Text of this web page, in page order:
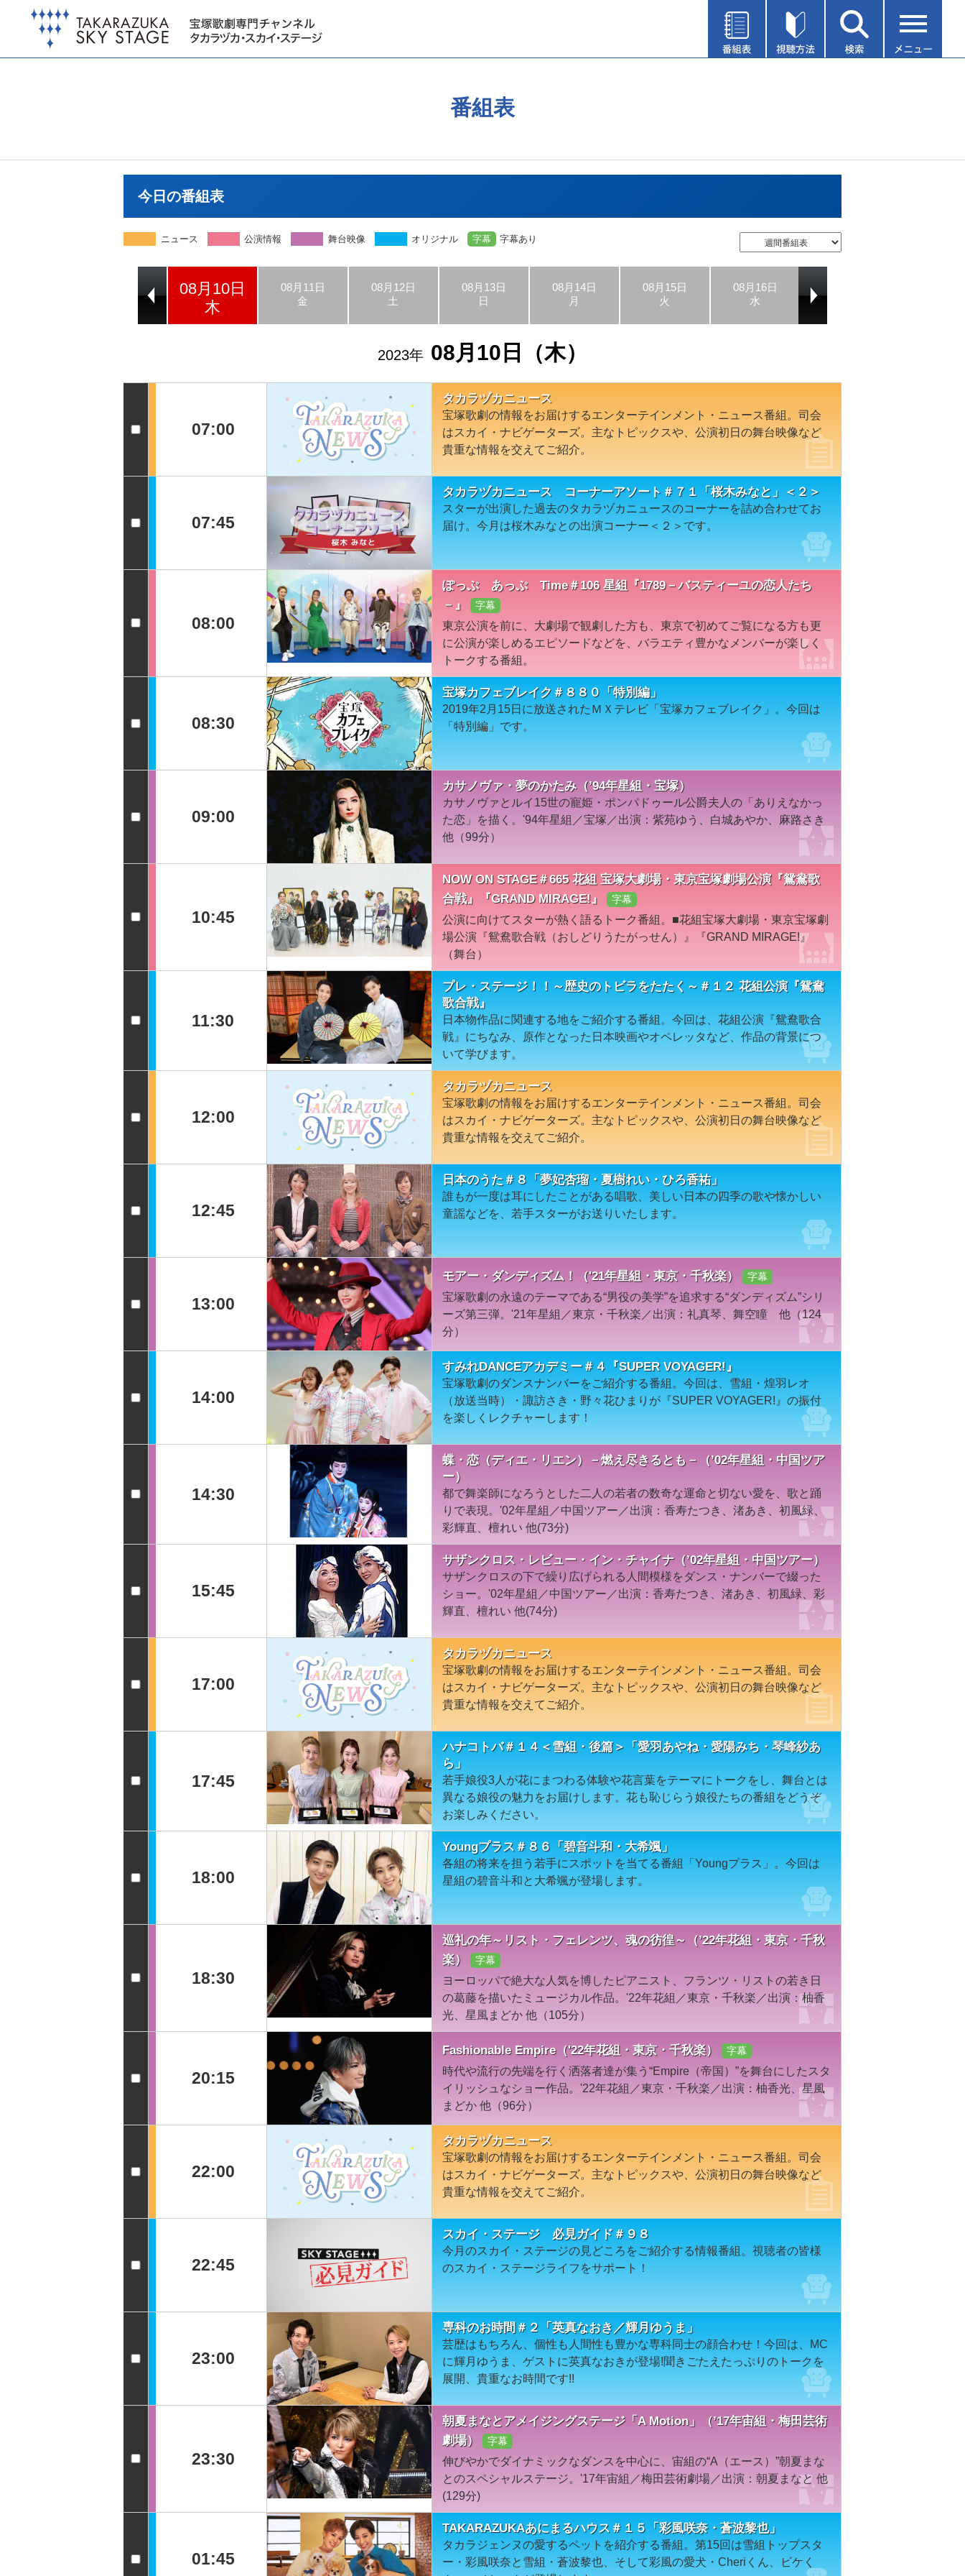
番組表
今日の番組表
ニュース 公演情報 舞台映像 オリジナル 字幕 字幕あり
08月10日
木
08月11日
金
08月12日
土
08月13日
日
08月14日
月
08月15日
火
08月16日
水
2023年 08月10日（木）
07:00
タカラヅカニュース
宝塚歌劇の情報をお届けするエンターテインメント・ニュース番組。司会
はスカイ・ナビゲーターズ。主なトピックスや、公演初日の舞台映像など
貴重な情報を交えてご紹介。
07:45
タカラヅカニュース コーナーアソート＃７１「桜木みなと」＜２＞
スターが出演した過去のタカラヅカニュースのコーナーを詰め合わせてお
届け。今月は桜木みなとの出演コーナー＜２＞です。
08:00
ぽっぷ あっぷ Time＃106 星組『1789－バスティーユの恋人たち
－』
字幕
東京公演を前に、大劇場で観劇した方も、東京で初めてご覧になる方も更
に公演が楽しめるエピソードなどを、バラエティ豊かなメンバーが楽しく
トークする番組。
08:30
宝塚カフェブレイク＃８８０「特別編」
2019年2月15日に放送されたＭＸテレビ「宝塚カフェブレイク」。今回は
「特別編」です。
09:00
カサノヴァ・夢のかたみ（’94年星組・宝塚）
カサノヴァとルイ15世の寵姫・ポンパドゥール公爵夫人の「ありえなかっ
た恋」を描く。'94年星組／宝塚／出演：紫苑ゆう、白城あやか、麻路さき
他（99分）
10:45
NOW ON STAGE＃665 花組 宝塚大劇場・東京宝塚劇場公演『鴛鴦歌
合戦』『GRAND MIRAGE!』
字幕
公演に向けてスターが熱く語るトーク番組。■花組宝塚大劇場・東京宝塚劇
場公演『鴛鴦歌合戦（おしどりうたがっせん）』『GRAND MIRAGE!』
（舞台）
11:30
プレ・ステージ！！～歴史のトビラをたたく～＃１２ 花組公演『鴛鴦
歌合戦』
日本物作品に関連する地をご紹介する番組。今回は、花組公演『鴛鴦歌合
戦』にちなみ、原作となった日本映画やオペレッタなど、作品の背景につ
いて学びます。
12:00
タカラヅカニュース
宝塚歌劇の情報をお届けするエンターテインメント・ニュース番組。司会
はスカイ・ナビゲーターズ。主なトピックスや、公演初日の舞台映像など
貴重な情報を交えてご紹介。
12:45
日本のうた＃８「夢妃杏瑠・夏樹れい・ひろ香祐」
誰もが一度は耳にしたことがある唱歌、美しい日本の四季の歌や懐かしい
童謡などを、若手スターがお送りいたします。
13:00
モアー・ダンディズム！（'21年星組・東京・千秋楽） 字幕
宝塚歌劇の永遠のテーマである“男役の美学”を追求する“ダンディズム”シリ
ーズ第三弾。'21年星組／東京・千秋楽／出演：礼真琴、舞空瞳 他（124
分）
14:00
すみれDANCEアカデミー＃４『SUPER VOYAGER!』
宝塚歌劇のダンスナンバーをご紹介する番組。今回は、雪組・煌羽レオ
（放送当時）・諏訪さき・野々花ひまりが『SUPER VOYAGER!』の振付
を楽しくレクチャーします！
14:30
蝶・恋（ディエ・リエン）－燃え尽きるとも－（’02年星組・中国ツア
ー）
都で舞楽師になろうとした二人の若者の数奇な運命と切ない愛を、歌と踊
りで表現。'02年星組／中国ツアー／出演：香寿たつき、渚あき、初風緑、
彩輝直、檀れい 他(73分)
15:45
サザンクロス・レビュー・イン・チャイナ（’02年星組・中国ツアー）
サザンクロスの下で繰り広げられる人間模様をダンス・ナンバーで綴った
ショー。'02年星組／中国ツアー／出演：香寿たつき、渚あき、初風緑、彩
輝直、檀れい 他(74分)
17:00
タカラヅカニュース
宝塚歌劇の情報をお届けするエンターテインメント・ニュース番組。司会
はスカイ・ナビゲーターズ。主なトピックスや、公演初日の舞台映像など
貴重な情報を交えてご紹介。
17:45
ハナコトバ＃１４＜雪組・後篇＞「愛羽あやね・愛陽みち・琴峰紗あ
ら」
若手娘役3人が花にまつわる体験や花言葉をテーマにトークをし、舞台とは
異なる娘役の魅力をお届けします。花も恥じらう娘役たちの番組をどうぞ
お楽しみください。
18:00
Youngプラス＃８６「碧音斗和・大希颯」
各組の将来を担う若手にスポットを当てる番組「Youngプラス」。今回は
星組の碧音斗和と大希颯が登場します。
18:30
巡礼の年～リスト・フェレンツ、魂の彷徨～（’22年花組・東京・千秋
楽）
字幕
ヨーロッパで絶大な人気を博したピアニスト、フランツ・リストの若き日
の葛藤を描いたミュージカル作品。'22年花組／東京・千秋楽／出演：柚香
光、星風まどか 他（105分）
20:15
Fashionable Empire（'22年花組・東京・千秋楽） 字幕
時代や流行の先端を行く洒落者達が集う“Empire（帝国）”を舞台にしたスタ
イリッシュなショー作品。'22年花組／東京・千秋楽／出演：柚香光、星風
まどか 他（96分）
22:00
タカラヅカニュース
宝塚歌劇の情報をお届けするエンターテインメント・ニュース番組。司会
はスカイ・ナビゲーターズ。主なトピックスや、公演初日の舞台映像など
貴重な情報を交えてご紹介。
22:45
スカイ・ステージ 必見ガイド＃９８
今月のスカイ・ステージの見どころをご紹介する情報番組。視聴者の皆様
のスカイ・ステージライフをサポート！
23:00
専科のお時間＃２「英真なおき／輝月ゆうま」
芸歴はもちろん、個性も人間性も豊かな専科同士の顔合わせ！今回は、MC
に輝月ゆうま、ゲストに英真なおきが登場!聞きごたえたっぷりのトークを
展開、貴重なお時間です!!
23:30
朝夏まなとアメイジングステージ「A Motion」（’17年宙組・梅田芸術
劇場）
字幕
伸びやかでダイナミックなダンスを中心に、宙組の“A（エース）”朝夏まな
とのスペシャルステージ。'17年宙組／梅田芸術劇場／出演：朝夏まなと 他
(129分)
01:45
TAKARAZUKAあにまるハウス＃１５「彩風咲奈・蒼波黎也」
タカラジェンヌの愛するペットを紹介する番組。第15回は雪組トップスタ
ー・彩風咲奈と雪組・蒼波黎也、そして彩風の愛犬・Cheriくん、ビケく